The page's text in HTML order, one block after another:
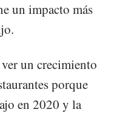
un impacto más
un crecimiento
porque
en 2020 y la